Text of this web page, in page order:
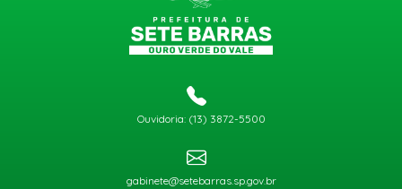
Ouvidoria: (13) 3872-5500
gabinete@setebarras.sp.gov.br